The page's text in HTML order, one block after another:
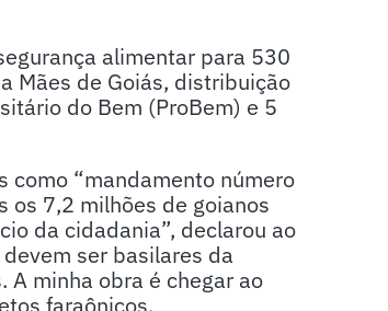
alimentar para 530
Mães de Goiás, distribuição
do Bem (ProBem) e 5
como “mandamento número
os 7,2 milhões de goianos
da cidadania”, declarou ao
ser basilares da
A minha obra é chegar ao
faraônicos.